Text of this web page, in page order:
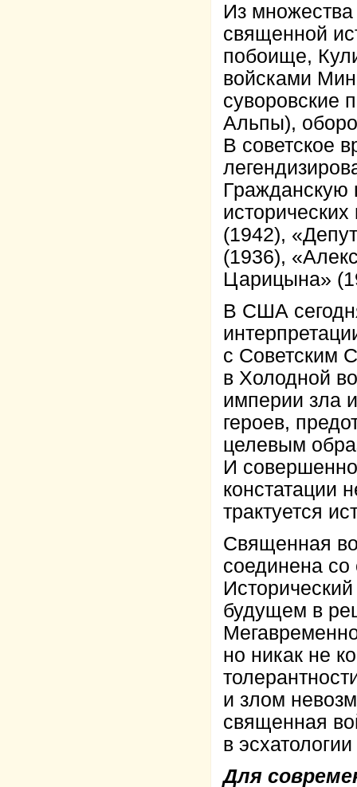
Из
священной
побоище,
войсками
суворовские
Альпы),
В советское
Гражданскую
(1942),
(1936),
Царицына»
В США
с Советским
в Холодной
империи зла
героев,
целевым
И
констатации
трактуется
Священная
соединена со
будущем в
но никак не
и злом
священная
в
Для